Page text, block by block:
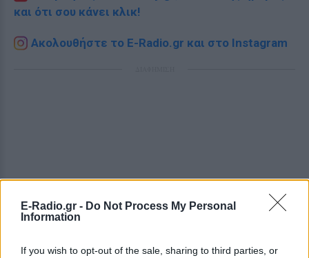
E-Radio.gr - Do Not Process My Personal
Information
If you wish to opt-out of the sale, sharing to third parties, or
και ότι σου κάνει κλικ!
Ακολουθήστε το E-Radio.gr και στο Instagram